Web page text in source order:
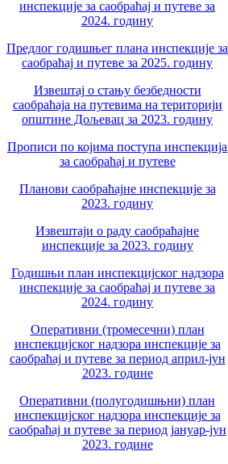
инспекције за саобраћај и путеве за
2024. годину
Предлог годишњег плана инспекције за
саобраћај и путеве за 2025. годину
Извештај о стању безбедности
саобраћаја на путевима на територији
општине Дољевац за 2023. годину
Прописи по којима поступа инспекција
за саобраћај и путеве
Планови саобраћајне инспекције за
2023. годину
Извештаји о раду саобраћајне
инспекције за 2023. годину
Годишњи план инспекцијског надзора
инспекције за саобраћај и путеве за
2024. годину
Оперативни (тромесечни) план
инспекцијског надзора инспекције за
саобраћај и путеве за период април-јун
2023. године
Оперативни (полугодишњни) план
инспекцијског надзора инспекције за
саобраћај и путеве за период јануар-јун
2023. године